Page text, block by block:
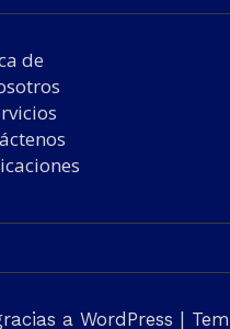
de
a WordPress